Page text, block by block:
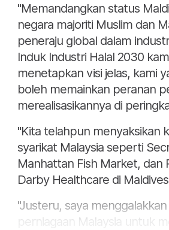
"Memandangkan status
negara majoriti Muslim dan
peneraju global dalam
Induk Industri Halal 2030
menetapkan visi jelas, kami
boleh memainkan peranan
merealisasikannya di
"Kita telahpun menyaksikan
syarikat Malaysia seperti
Manhattan Fish Market, dan
Darby Healthcare di
"Justeru, saya
perniagaan Malaysia untuk